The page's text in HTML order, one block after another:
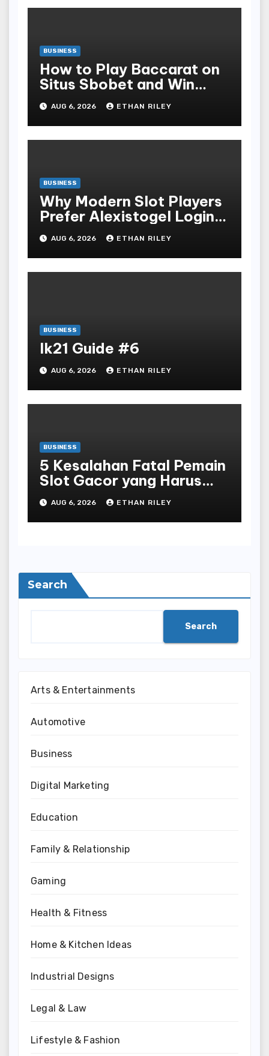
BUSINESS
How to Play Baccarat on
Situs Sbobet and Win
More Often ,
AUG 6, 2026 ETHAN RILEY
BUSINESS
Why Modern Slot Players
Prefer Alexistogel Login
for Security
AUG 6, 2026 ETHAN RILEY
BUSINESS
lk21 Guide #6
AUG 6, 2026 ETHAN RILEY
BUSINESS
5 Kesalahan Fatal Pemain
Slot Gacor yang Harus
Dihindari di Slot777
Bandar Slot Terbaik
AUG 6, 2026 ETHAN RILEY
Search
Search
Arts & Entertainments
Automotive
Business
Digital Marketing
Education
Family & Relationship
Gaming
Health & Fitness
Home & Kitchen Ideas
Industrial Designs
Legal & Law
Lifestyle & Fashion